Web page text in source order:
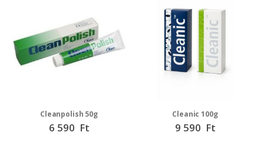
Cleanpolish 50g
6 590 Ft
Cleanic 100g
9 590 Ft